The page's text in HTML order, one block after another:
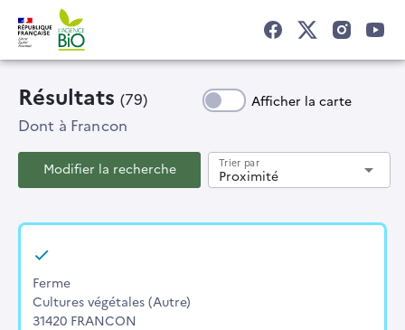
Résultats (79) Afficher la carte
Dont à Francon
Modifier la recherche Proximité
Trier par arrow_drop_down
Ferme
Cultures végétales (Autre)
31420 FRANCON